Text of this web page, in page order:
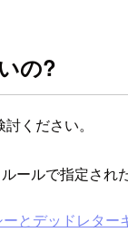
の?
ください。
ールで指定され
とデッドレタ